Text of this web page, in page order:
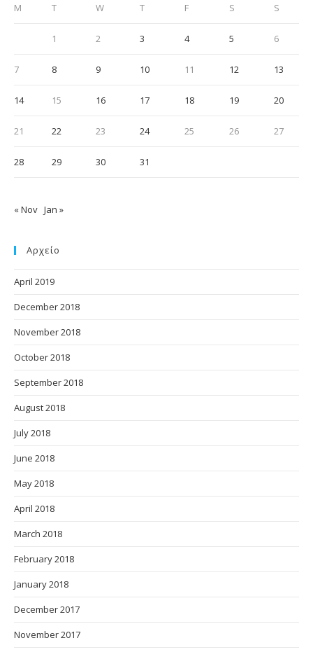
M
T W T F S S
1 2 3 4 5 6
7 8 9 10 11 12 13
14 15 16 17 18 19 20
21 22 23 24 25 26 27
28 29 30 31
« Nov Jan »
Αρχείο
April 2019
December 2018
November 2018
October 2018
September 2018
August 2018
July 2018
June 2018
May 2018
April 2018
March 2018
February 2018
January 2018
December 2017
November 2017